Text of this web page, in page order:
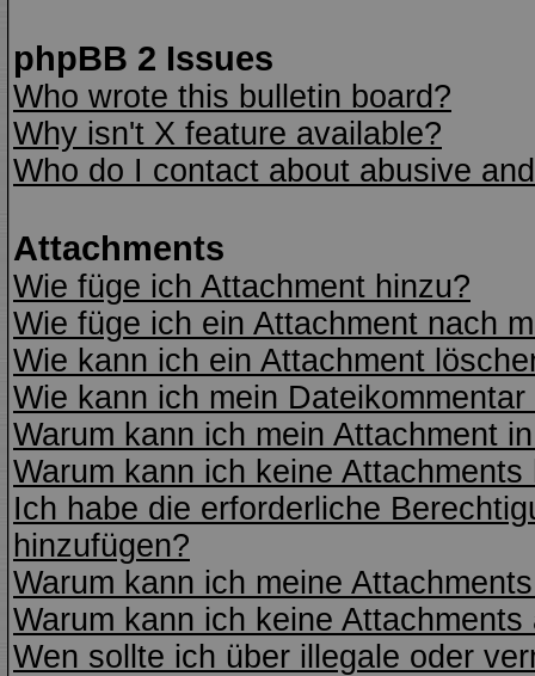
phpBB 2 Issues
Who wrote this bulletin board?
Why isn't X feature available?
Who do I contact about abusive
Attachments
Wie füge ich Attachment hinzu?
Wie füge ich ein Attachment nach
Wie kann ich ein Attachment
Wie kann ich mein
Warum kann ich mein Attachment
Warum kann ich keine Attachments
Ich habe die erforderliche
hinzufügen?
Warum kann ich meine
Warum kann ich keine
Wen sollte ich über illegale oder